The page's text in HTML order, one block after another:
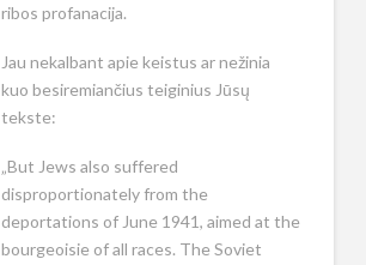
ribos profanacija.
Jau nekalbant apie keistus ar nežinia
kuo besiremiančius teiginius Jūsų
tekste:
„But Jews also suffered
disproportionately from the
deportations of June 1941, aimed at the
bourgeoisie of all races. The Soviet